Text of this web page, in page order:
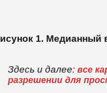
1. Медианный
Здесь и далее: все
разрешении для